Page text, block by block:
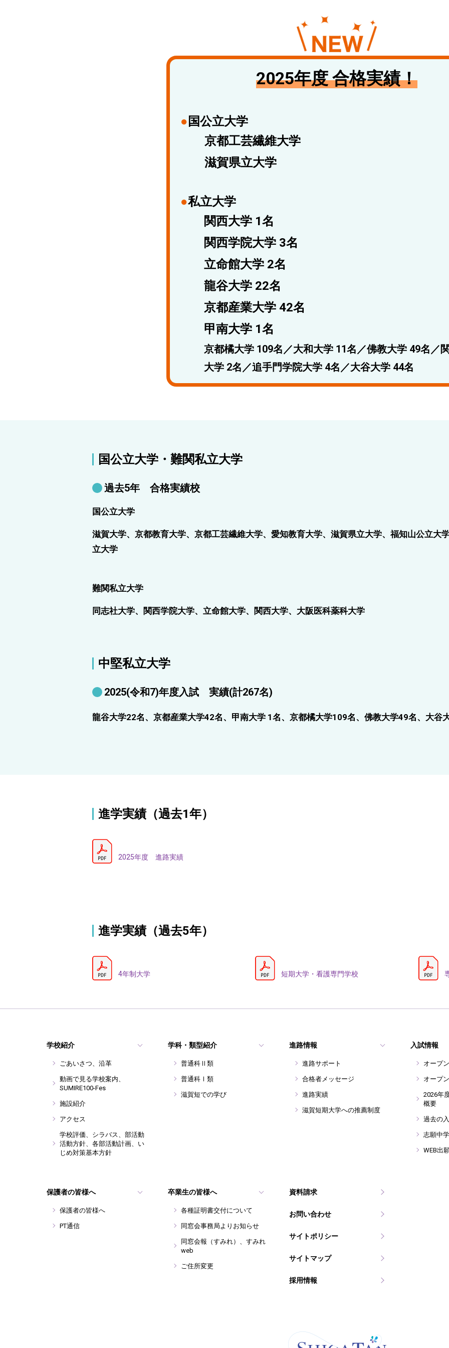
2025年度合格実績！
● 国公立大学
京都工芸繊維大学
滋賀県立大学
●私立大学
関西大学 1名
関西学院大学 3名
立命館大学 2名
龍谷大学 22名
京都産業大学 42名
甲南大学 1名
京都橘大学 109名／大和大学 11名／佛教大学 49名／
大学 2名／追手門学院大学 4名／大谷大学 44名
国公立大学・難関私立大学
過去5年 合格実績校
国公立大学
滋賀大学、京都教育大学、京都工芸繊維大学、愛知教育大学、滋賀県立大学、福知山公立大
立大学
難関私立大学
同志社大学、関西学院大学、立命館大学、関西大学、大阪医科薬科大学
中堅私立大学
2025(令和7)年度入試 実績(計267名)
龍谷大学22名、京都産業大学42名、甲南大学 1名、京都橘大学109名、佛教大学49名、大谷
進学実績（過去1年）
2025年度 進路実績
進学実績（過去5年）
4年制大学 短期大学・看護専門学校
学校紹介
ごあいさつ、沿革
動画で見る学校案内、
SUMIRE100-Fes
施設紹介
アクセス
学校評価、シラバス、部活動
活動方針、各部活動計画、い
じめ対策基本方針
学科・類型紹介
普通科Ⅱ類
普通科Ⅰ類
滋賀短での学び
進路情報
進路サポート
合格者メッセージ
進路実績
滋賀短期大学への推薦制度
入試情報
オープ
オープ
2026年
概要
過去の
志願中
WEB出
保護者の皆様へ
保護者の皆様へ
PT通信
卒業生の皆様へ
各種証明書交付について
同窓会事務局よりお知らせ
同窓会報（すみれ）、すみれ
web
ご住所変更
資料請求
お問い合わせ
サイトポリシー
サイトマップ
採用情報